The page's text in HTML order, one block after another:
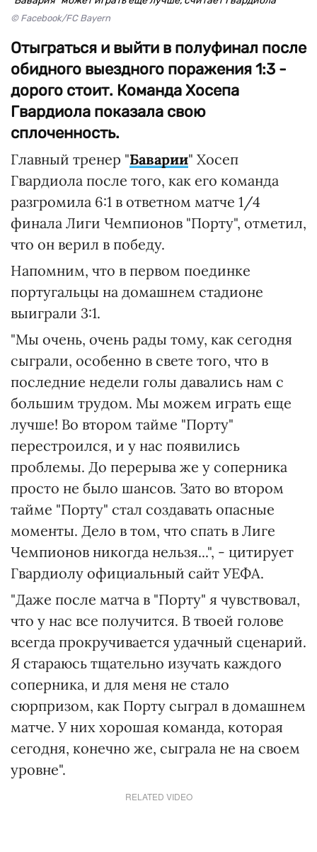
© Facebook/FC Bayern
Отыграться и выйти в полуфинал после
обидного выездного поражения 1:3 -
дорого стоит. Команда Хосепа
Гвардиола показала свою
сплоченность.
Главный тренер "Баварии" Хосеп
Гвардиола после того, как его команда
разгромила 6:1 в ответном матче 1/4
финала Лиги Чемпионов "Порту", отметил,
что он верил в победу.
Напомним, что в первом поединке
португальцы на домашнем стадионе
выиграли 3:1.
"Мы очень, очень рады тому, как сегодня
сыграли, особенно в свете того, что в
последние недели голы давались нам с
большим трудом. Мы можем играть еще
лучше! Во втором тайме "Порту"
перестроился, и у нас появились
проблемы. До перерыва же у соперника
просто не было шансов. Зато во втором
тайме "Порту" стал создавать опасные
моменты. Дело в том, что спать в Лиге
Чемпионов никогда нельзя...", - цитирует
Гвардиолу официальный сайт УЕФА.
"Даже после матча в "Порту" я чувствовал,
что у нас все получится. В твоей голове
всегда прокручивается удачный сценарий.
Я стараюсь тщательно изучать каждого
соперника, и для меня не стало
сюрпризом, как Порту сыграл в домашнем
матче. У них хорошая команда, которая
сегодня, конечно же, сыграла не на своем
уровне".
RELATED VIDEO